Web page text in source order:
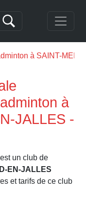
à SAINT-
à
JALLES -
est un club de
EN-JALLES
et tarifs de ce club